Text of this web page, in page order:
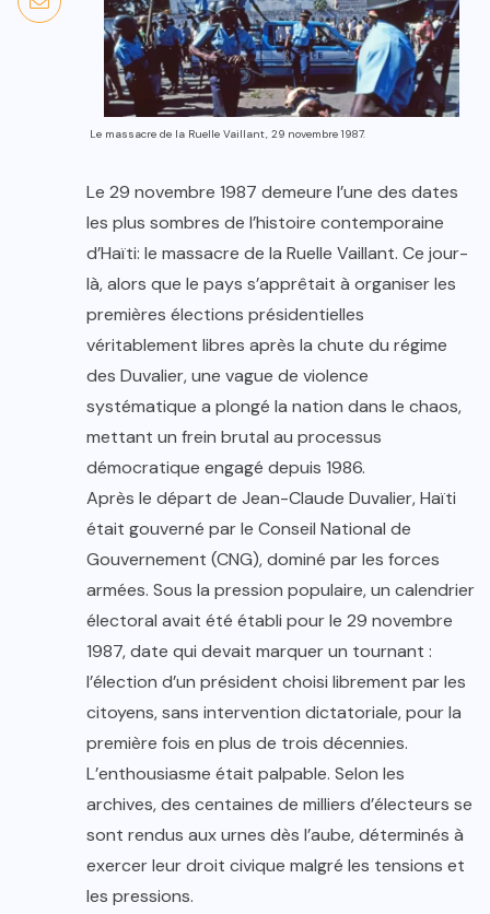
Le massacre de la Ruelle Vaillant, 29 novembre 1987.
Le 29 novembre 1987 demeure l’une des dates
les plus sombres de l’histoire contemporaine
d’Haïti: le massacre de la Ruelle Vaillant. Ce jour-
là, alors que le pays s’apprêtait à organiser les
premières élections présidentielles
véritablement libres après la chute du régime
des Duvalier, une vague de violence
systématique a plongé la nation dans le chaos,
mettant un frein brutal au processus
démocratique engagé depuis 1986.
Après le départ de Jean-Claude Duvalier, Haïti
était gouverné par le Conseil National de
Gouvernement (CNG), dominé par les forces
armées. Sous la pression populaire, un calendrier
électoral avait été établi pour le 29 novembre
1987, date qui devait marquer un tournant :
l’élection d’un président choisi librement par les
citoyens, sans intervention dictatoriale, pour la
première fois en plus de trois décennies.
L’enthousiasme était palpable. Selon les
archives, des centaines de milliers d’électeurs se
sont rendus aux urnes dès l’aube, déterminés à
exercer leur droit civique malgré les tensions et
les pressions.